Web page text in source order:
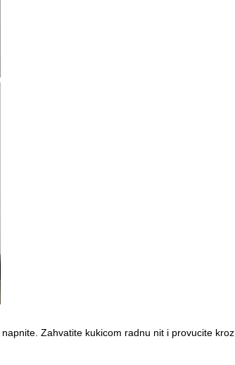
Zahvatite kukicom radnu nit i provucite kroz